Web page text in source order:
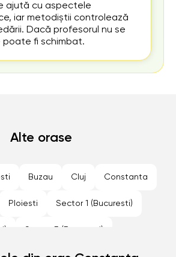
ajută cu aspectele
iar metodiștii controlează
Dacă profesorul nu se
fi schimbat.
Alte orase
Buzau Cluj Constanta
Ploiesti Sector 1 (Bucuresti)
Sector 3 (Bucuresti)